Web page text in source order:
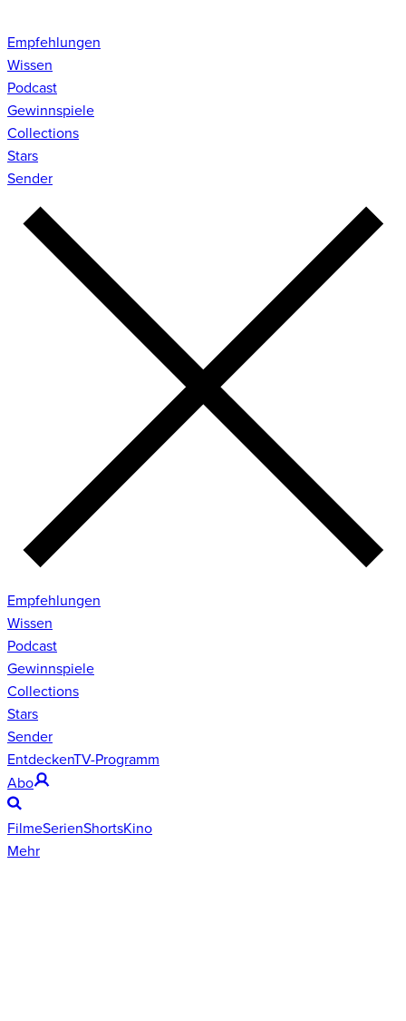
Empfehlungen
Wissen
Podcast
Gewinnspiele
Collections
Stars
Sender
Empfehlungen
Wissen
Podcast
Gewinnspiele
Collections
Stars
Sender
EntdeckenTV-Programm
Abo
FilmeSerienShortsKino
Mehr